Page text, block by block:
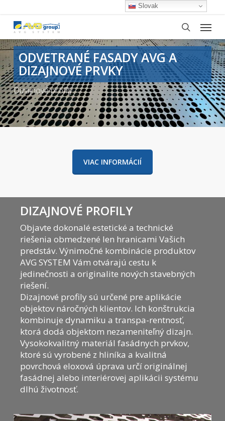
main
content
search
Menu
ODVETRANÉ FASADY AVG A
DIZAJNOVÉ PRVKY
Dizajnové profily
VIAC INFORMÁCIÍ
DIZAJNOVÉ PROFILY
Objavte dokonalé estetické a technické
riešenia obmedzené len hranicami Vašich
predstáv. Výnimočné kombinácie produktov
AVG SYSTEM Vám otvárajú cestu k
jedinečnosti a originalite nových stavebných
riešení.
Dizajnové profily sú určené pre aplikácie
objektov náročných klientov. Ich konštrukcia
kombinuje dynamiku a transpa-rentnosť,
ktorá dodá objektom nezameniteľný dizajn.
Vysokokvalitný materiál fasádnych prvkov,
ktoré sú vyrobené z hliníka a kvalitná
povrchová eloxová úprava určí originálnej
fasádnej alebo interiérovej aplikácii systému
dlhú životnosť.
Slovak